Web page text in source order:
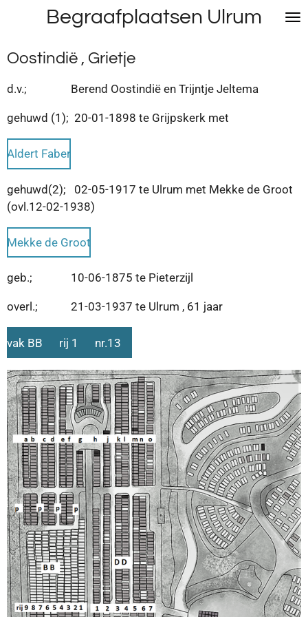
naar
de
hoofdinhoud
Begraafplaatsen Ulrum
Oostindië , Grietje
d.v.; Berend Oostindië en Trijntje Jeltema
gehuwd (1); 20-01-1898 te Grijpskerk met
Aldert Faber
gehuwd(2); 02-05-1917 te Ulrum met Mekke de Groot
(ovl.12-02-1938)
Mekke de Groot
geb.; 10-06-1875 te Pieterzijl
overl.; 21-03-1937 te Ulrum , 61 jaar
vak BB rij 1 nr.13